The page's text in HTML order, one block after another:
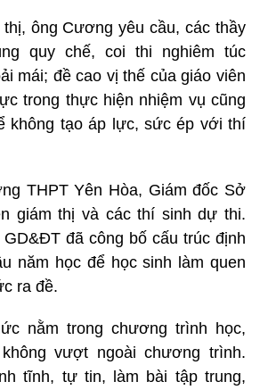
ông Cương yêu cầu, các thầy
quy chế, coi thi nghiêm túc
mái; đề cao vị thế của giáo viên
trong thực hiện nhiệm vụ cũng
không tạo áp lực, sức ép với thí
THPT Yên Hòa, Giám đốc Sở
giám thị và các thí sinh dự thi.
đã công bố cấu trúc định
năm học để học sinh làm quen
ra đề.
nằm trong chương trình học,
vượt ngoài chương trình.
tĩnh, tự tin, làm bài tập trung,